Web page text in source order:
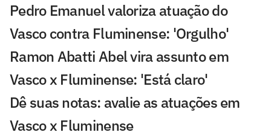
Pedro Emanuel valoriza atuação do
Vasco contra Fluminense: 'Orgulho'
Ramon Abatti Abel vira assunto em
Vasco x Fluminense: 'Está claro'
Dê suas notas: avalie as atuações em
Vasco x Fluminense